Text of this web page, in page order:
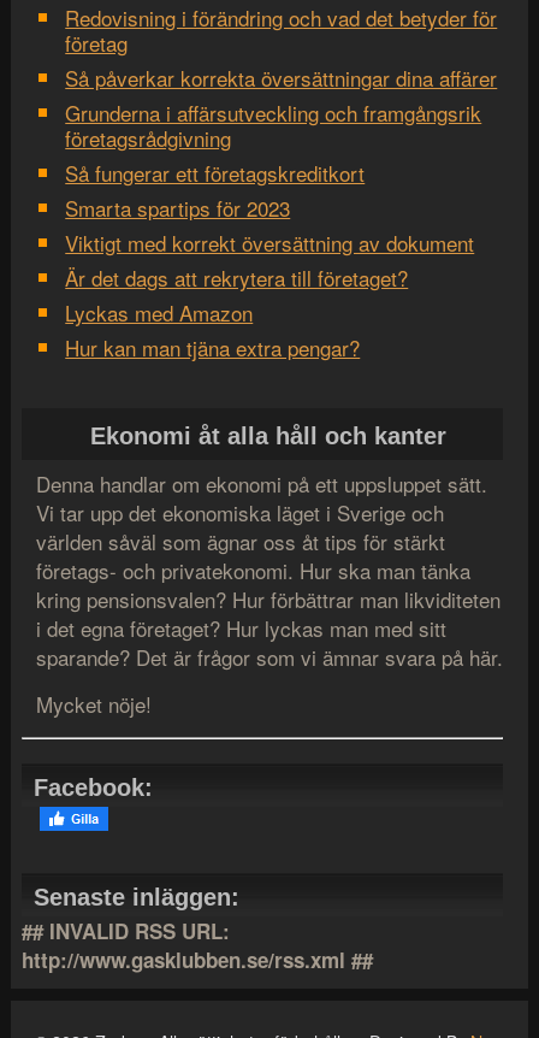
Redovisning i förändring och vad det betyder för
företag
Så påverkar korrekta översättningar dina affärer
Grunderna i affärsutveckling och framgångsrik
företagsrådgivning
Så fungerar ett företagskreditkort
Smarta spartips för 2023
Viktigt med korrekt översättning av dokument
Är det dags att rekrytera till företaget?
Lyckas med Amazon
Hur kan man tjäna extra pengar?
Ekonomi åt alla håll och kanter
Denna handlar om ekonomi på ett uppsluppet sätt.
Vi tar upp det ekonomiska läget i Sverige och
världen såväl som ägnar oss åt tips för stärkt
företags- och privatekonomi. Hur ska man tänka
kring pensionsvalen? Hur förbättrar man likviditeten
i det egna företaget? Hur lyckas man med sitt
sparande? Det är frågor som vi ämnar svara på här.
Mycket nöje!
Facebook:
Senaste inläggen:
## INVALID RSS URL:
http://www.gasklubben.se/rss.xml ##